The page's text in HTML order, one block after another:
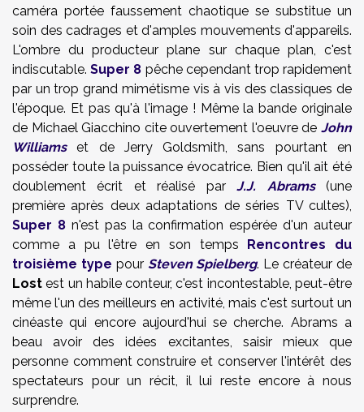
caméra portée faussement chaotique se substitue un
soin des cadrages et d'amples mouvements d'appareils.
L'ombre du producteur plane sur chaque plan, c'est
indiscutable.Super 8 pêche cependant trop rapidement
par un trop grand mimétisme vis à vis des classiques de
l'époque. Et pas qu'à l'image ! Même la bande originale
de Michael Giacchino cite ouvertement l'oeuvre de John
Williamset de Jerry Goldsmith, sans pourtant en
posséder toute la puissance évocatrice. Bien qu'il ait été
doublement écrit et réalisé parJ.J. Abrams(une
première après deux adaptations de séries TV cultes),
Super 8n'est pas la confirmation espérée d'un auteur
comme a pu l'être en son temps Rencontres du
troisième type pour Steven Spielberg. Le créateur de
Lost est un habile conteur, c'est incontestable, peut-être
même l'un des meilleurs en activité, mais c'est surtout un
cinéaste qui encore aujourd'hui se cherche. Abrams a
beau avoir des idées excitantes, saisir mieux que
personne comment construire et conserver l'intérêt des
spectateurs pour un récit, il lui reste encore à nous
surprendre.